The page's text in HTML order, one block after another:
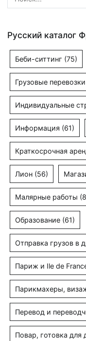
Русский каталог
Беби-ситтинг (75)
Грузовые
Индивидуальные
Информация (61)
Краткосрочная
Лион (56)
Малярные работы
Образование (61)
Отправка грузов в
Париж и Ile de
Парикмахеры,
Перевод и
Повар, готовка для